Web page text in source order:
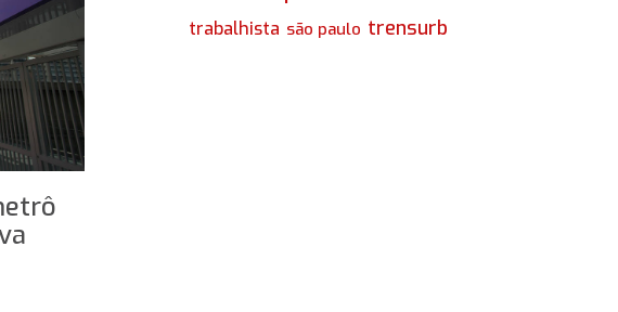
trabalhista são paulo trensurb